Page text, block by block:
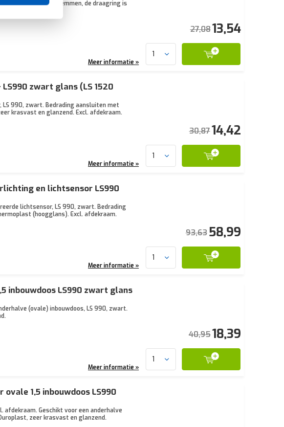
met insteekklemmen, de draagring is
27,0813,54
Meer informatie »
zwart glans (LS 1520
990, zwart. Bedrading aansluiten met
krasvast en glanzend. Excl. afdekraam.
30,8714,42
Meer informatie »
en lichtsensor LS990
lichtsensor, LS 990, zwart. Bedrading
(hoogglans). Excl. afdekraam.
93,6358,99
Meer informatie »
inbouwdoos LS990 zwart glans
(ovale) inbouwdoos, LS 990, zwart.
40,9518,39
Meer informatie »
1,5 inbouwdoos LS990
afdekraam. Geschikt voor een anderhalve
zeer krasvast en glanzend.